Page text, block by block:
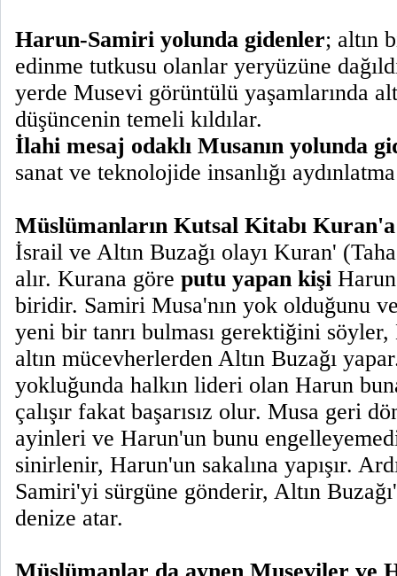
Harun-Samiri yolunda gidenler; altın
edinme tutkusu olanlar yeryüzüne
yerde Musevi görüntülü yaşamlarında
düşüncenin temeli kıldılar.
İlahi mesaj odaklı Musanın yolunda
sanat ve teknolojide insanlığı
Müslümanların Kutsal Kitabı
İsrail ve Altın Buzağı olayı Kuran'
alır. Kurana göre putu yapan kişi
biridir. Samiri Musa'nın yok olduğunu
yeni bir tanrı bulması gerektiğini söyler,
altın mücevherlerden Altın Buzağı
yokluğunda halkın lideri olan Harun
çalışır fakat başarısız olur. Musa geri
ayinleri ve Harun'un bunu
sinirlenir, Harun'un sakalına yapışır.
Samiri'yi sürgüne gönderir, Altın
denize atar.